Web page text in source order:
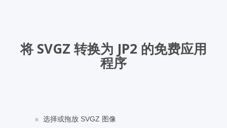
将 SVGZ 转换为 JP2 的免费应用
程序
选择或拖放 SVGZ 图像